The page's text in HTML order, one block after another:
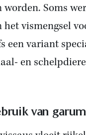
worden. Soms
het vismengsel
een variant
en
van